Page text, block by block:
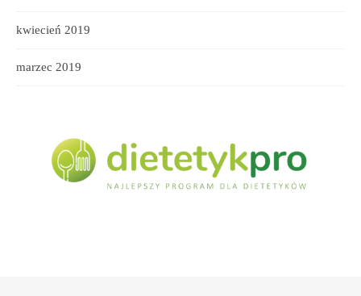
kwiecień 2019
marzec 2019